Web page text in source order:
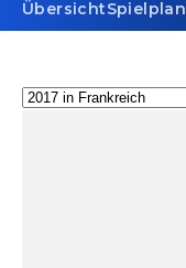
ÜbersichtSpielplan